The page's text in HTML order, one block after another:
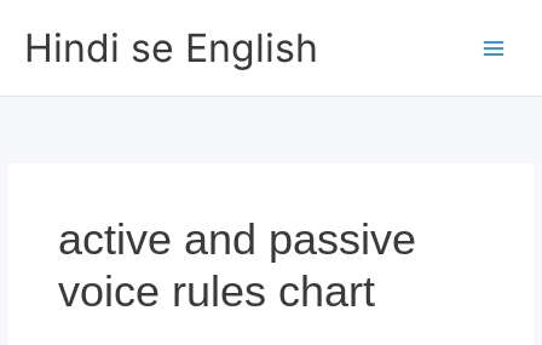
contentHindi se English
active and passive
voice rules chart